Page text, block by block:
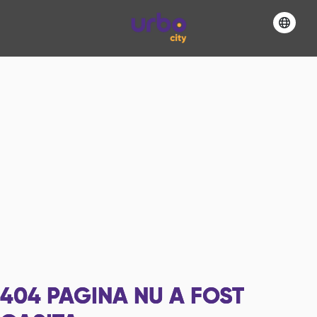
404 PAGINA NU A FOST